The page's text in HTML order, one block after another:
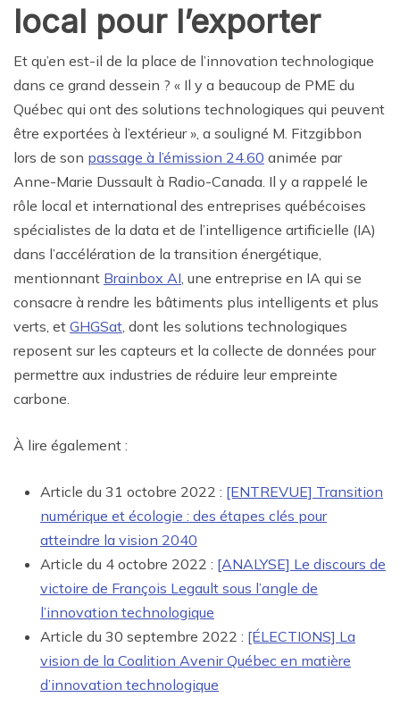
local pour l’exporter
Et qu’en est-il de la place de l’innovation technologique
dans ce grand dessein ? « Il y a beaucoup de PME du
Québec qui ont des solutions technologiques qui peuvent
être exportées à l’extérieur », a souligné M. Fitzgibbon
lors de son passage à l’émission 24.60 animée par
Anne-Marie Dussault à Radio-Canada. Il y a rappelé le
rôle local et international des entreprises québécoises
spécialistes de la data et de l’intelligence artificielle (IA)
dans l’accélération de la transition énergétique,
mentionnant Brainbox AI , une entreprise en IA qui se
consacre à rendre les bâtiments plus intelligents et plus
verts, et GHGSat , dont les solutions technologiques
reposent sur les capteurs et la collecte de données pour
permettre aux industries de réduire leur empreinte
carbone.
À lire également :
Article du 31 octobre 2022 : [ENTREVUE] Transition
numérique et écologie : des étapes clés pour
atteindre la vision 2040
Article du 4 octobre 2022 : [ANALYSE] Le discours de
victoire de François Legault sous l’angle de
l’innovation technologique
Article du 30 septembre 2022 : [ÉLECTIONS] La
vision de la Coalition Avenir Québec en matière
d’innovation technologique